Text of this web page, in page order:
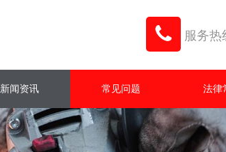
服务热
新闻资讯 常见问题 法律